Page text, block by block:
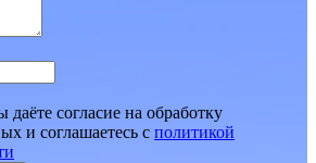
согласие на обработку
и соглашаетесь c политикой